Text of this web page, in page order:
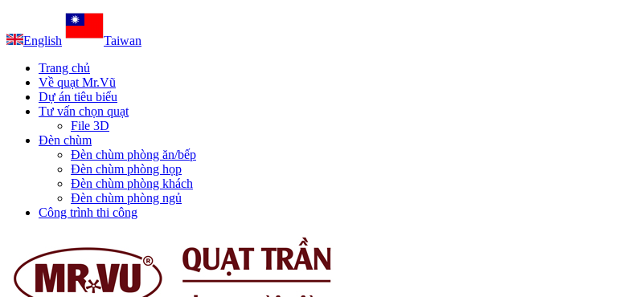
English
Taiwan
Trang chủ
Về quạt Mr.Vũ
Dự án tiêu biểu
Tư vấn chọn quạt
File 3D
Đèn chùm
Đèn chùm phòng ăn/bếp
Đèn chùm phòng họp
Đèn chùm phòng khách
Đèn chùm phòng ngủ
Công trình thi công